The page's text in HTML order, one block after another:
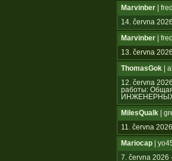
Marvinber |
14. června
Marvinber |
13. června
ThomasGok |
12. června
работы:
MilesQualk |
11. června 2026
Mariocap |
7. června 2026